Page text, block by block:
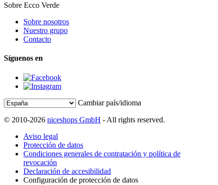
Sobre Ecco Verde
Sobre nosotros
Nuestro grupo
Contacto
Síguenos en
Cambiar país/idioma
© 2010-2026 niceshops GmbH - All rights reserved.
Aviso legal
Protección de datos
Condiciones generales de contratación y política de
revocación
Declaración de accesibilidad
Configuración de protección de datos